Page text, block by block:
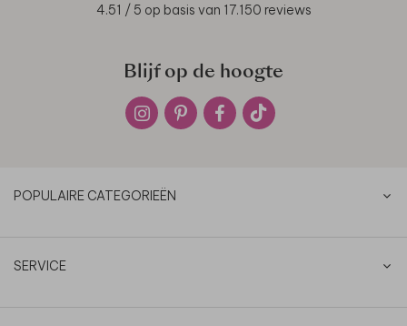
4.51 / 5 op basis van 17.150 reviews
Blijf op de hoogte
POPULAIRE CATEGORIEËN
SERVICE